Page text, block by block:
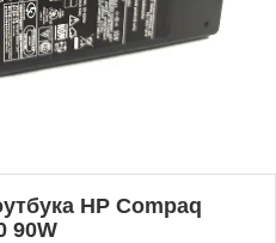
HP Compaq
90W